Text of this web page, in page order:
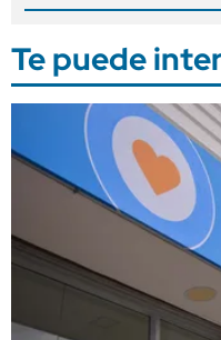
Te puede